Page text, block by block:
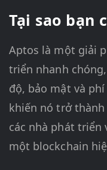
Tại sao bạn
Aptos là một giải
triển nhanh
độ, bảo mật và
khiến nó trở
các nhà phát
một blockchain